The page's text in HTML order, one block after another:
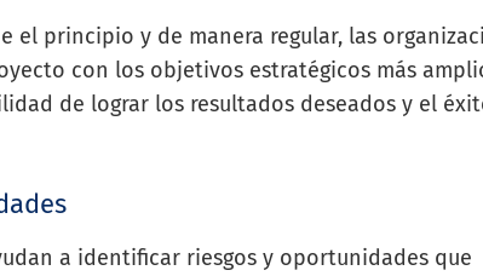
el principio y de manera regular, las
con los objetivos estratégicos más
de lograr los resultados deseados y el
a identificar riesgos y oportunidades que